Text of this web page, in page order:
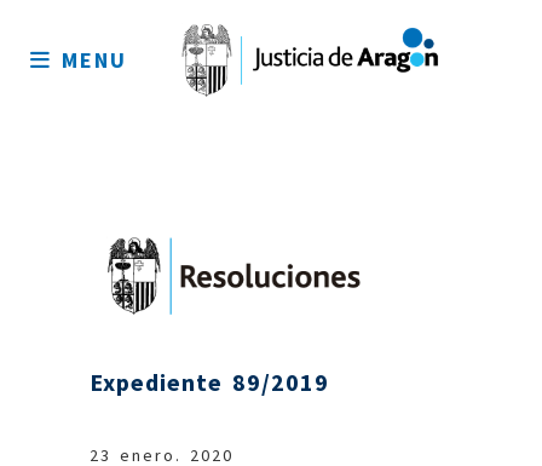
sitio
MENU
Expediente 89/2019
23 enero. 2020